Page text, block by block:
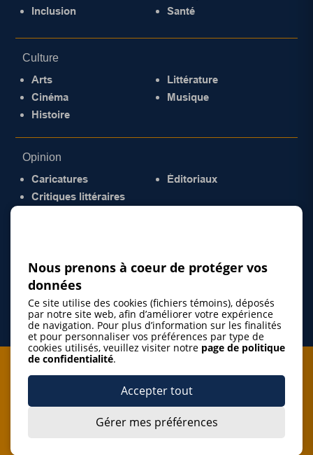
Inclusion
Santé
Culture
Arts
Cinéma
Histoire
Littérature
Musique
Opinion
Caricatures
Critiques littéraires
Éditoriaux
Je m'abonne à l'infolettre
J’accepte de m’abonner à l’infolettre de La Gazette de la
Nous prenons à coeur de protéger vos
données
Ce site utilise des cookies (fichiers témoins), déposés
par notre site web, afin d’améliorer votre expérience
de navigation. Pour plus d’information sur les finalités
et pour personnaliser vos préférences par type de
cookies utilisés, veuillez visiter notre page de politique
de confidentialité.
Accepter tout
Gérer mes préférences